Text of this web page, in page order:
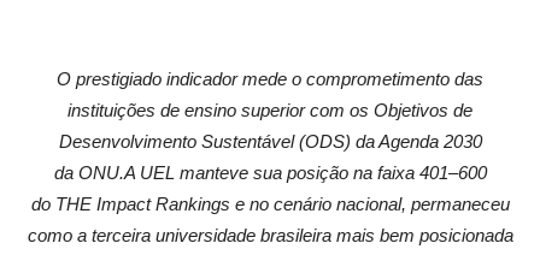
O prestigiado indicador mede o comprometimento das
instituições de ensino superior com os Objetivos de
Desenvolvimento Sustentável (ODS) da Agenda 2030
da ONU.A UEL manteve sua posição na faixa 401–600
do THE Impact Rankings e no cenário nacional, permaneceu
como a terceira universidade brasileira mais bem posicionada